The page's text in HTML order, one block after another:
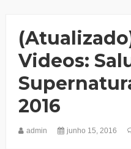
Videos:
2016
admin junho 15, 2016